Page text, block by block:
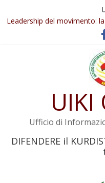
Abdullah Öcalan: Le legge
legge positiva
Leadership del movimento:
Commissione donne del
Non tenere conto della
Il KNK chiede un’azione
UIKI
Ufficio di
DIFENDERE il